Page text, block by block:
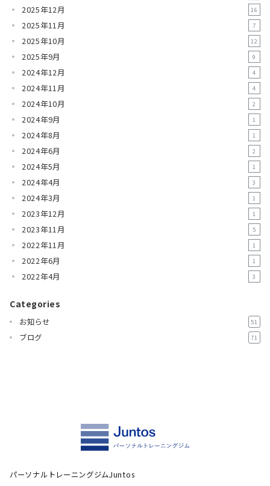
2025年12月 16
2025年11月 7
2025年10月 12
2025年9月 9
2024年12月 4
2024年11月 4
2024年10月 2
2024年9月 1
2024年8月 1
2024年6月 2
2024年5月 1
2024年4月 3
2024年3月 1
2023年12月 1
2023年11月 5
2022年11月 1
2022年6月 1
2022年4月 3
Categories
お知らせ 51
ブログ 71
パーソナルトレーニングジムJuntos